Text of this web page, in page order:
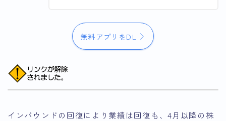
無料アプリをDL
インバウンドの回復により業績は回復も、4月以降の株